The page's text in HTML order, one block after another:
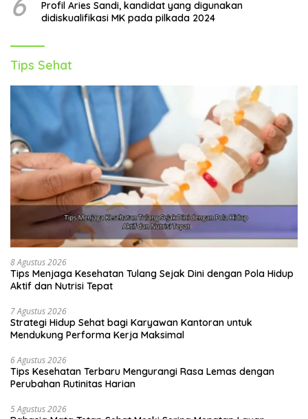
Profil Aries Sandi, kandidat yang digunakan
didiskualifikasi MK pada pilkada 2024
Tips Sehat
8 Agustus 2026
Tips Menjaga Kesehatan Tulang Sejak Dini dengan Pola Hidup
Aktif dan Nutrisi Tepat
7 Agustus 2026
Strategi Hidup Sehat bagi Karyawan Kantoran untuk
Mendukung Performa Kerja Maksimal
6 Agustus 2026
Tips Kesehatan Terbaru Mengurangi Rasa Lemas dengan
Perubahan Rutinitas Harian
5 Agustus 2026